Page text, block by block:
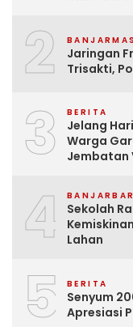
2
Jaringan
Trisakti,
3 BERITA
Jelang
Warga
Jembatan
4
Sekolah
Lahan
5 BERITA
Senyum
Apresiasi